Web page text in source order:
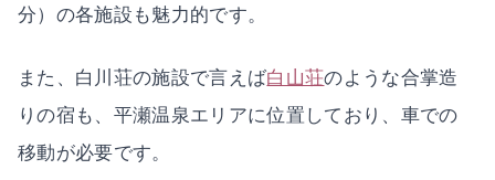
分）の各施設も魅力的です。
また、白川荘の施設で言えば白山荘のような合掌造
りの宿も、平瀬温泉エリアに位置しており、車での
移動が必要です。